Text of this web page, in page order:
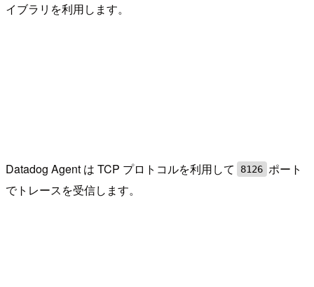
イブラリを利用します。
Datadog Agent は TCP プロトコルを利用して 8126 ポート
でトレースを受信します。